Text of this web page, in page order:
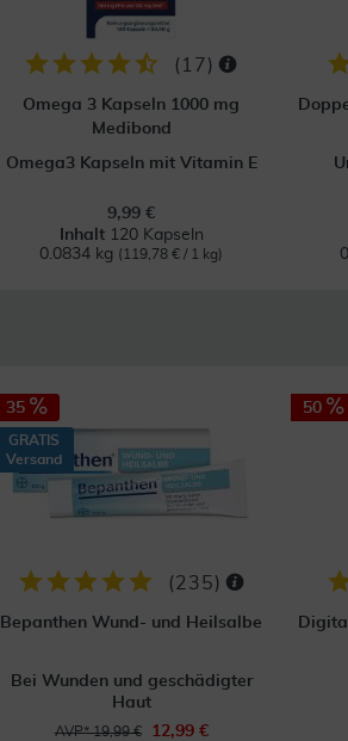
( 17 )
Omega 3 Kapseln 1000 mg
Medibond
Omega3 Kapseln mit Vitamin E
9,99 €
Inhalt 120 Kapseln
0.0834 kg (119,78 € / 1 kg)
35
GRATIS
Versand
(235)
Bepanthen Wund- und Heilsalbe
Bei Wunden und geschädigter
Haut
AVP* 19,99 €
12,99 €
50